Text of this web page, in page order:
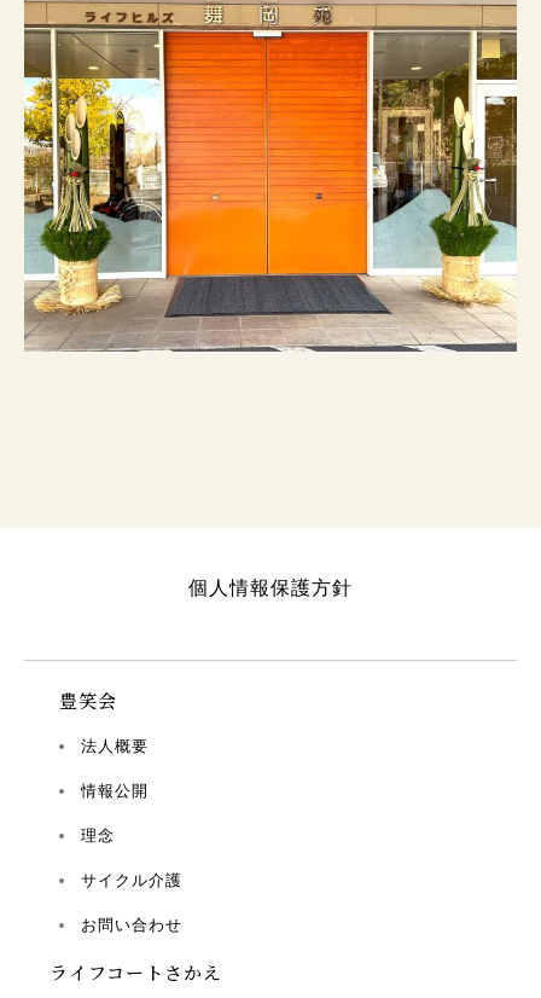
個人情報保護方針
豊笑会
法人概要
情報公開
理念
サイクル介護
お問い合わせ
ライフコートさかえ